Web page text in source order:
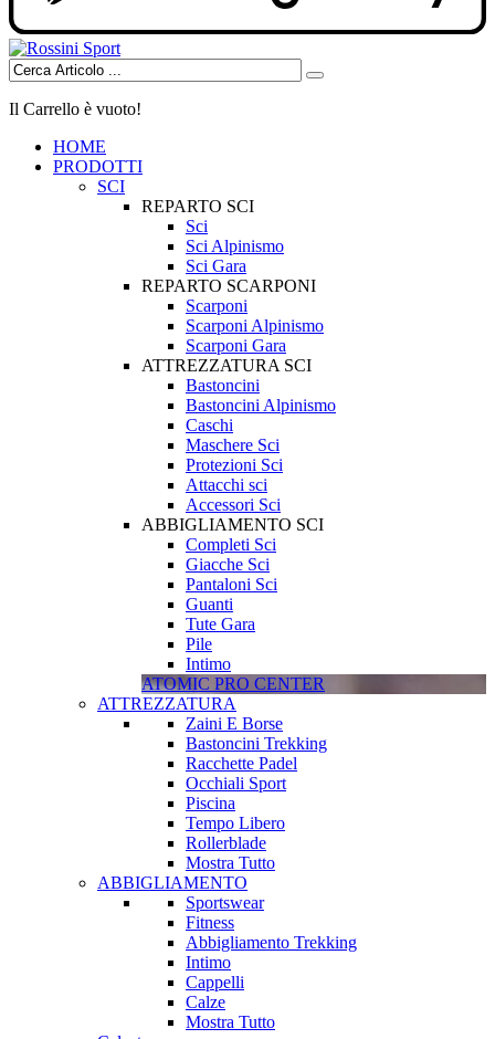
Il Carrello è vuoto!
HOME
PRODOTTI
SCI
REPARTO SCI
Sci
Sci Alpinismo
Sci Gara
REPARTO SCARPONI
Scarponi
Scarponi Alpinismo
Scarponi Gara
ATTREZZATURA SCI
Bastoncini
Bastoncini Alpinismo
Caschi
Maschere Sci
Protezioni Sci
Attacchi sci
Accessori Sci
ABBIGLIAMENTO SCI
Completi Sci
Giacche Sci
Pantaloni Sci
Guanti
Tute Gara
Pile
Intimo
ATOMIC PRO CENTER
ATTREZZATURA
Zaini E Borse
Bastoncini Trekking
Racchette Padel
Occhiali Sport
Piscina
Tempo Libero
Rollerblade
Mostra Tutto
ABBIGLIAMENTO
Sportswear
Fitness
Abbigliamento Trekking
Intimo
Cappelli
Calze
Mostra Tutto